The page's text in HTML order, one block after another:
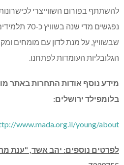
נפגשים מדי
שבשוויץ, על מנת לדון עם מומחים
הגלובליות העומדות לפתחנו.
מידע נוסף אודות התחרות באתר
בלומפילד ירושלים:
www.mada.org.il/young/about